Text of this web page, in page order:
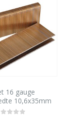
16 gauge
10,6x35mm
stuks